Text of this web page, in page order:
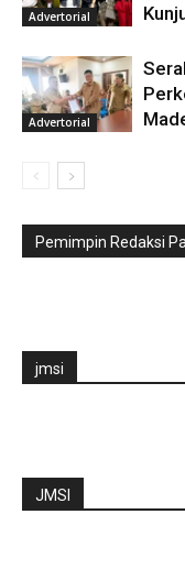
Advertorial
Advertorial
Pemimpin Redaksi
jmsi
JMSI